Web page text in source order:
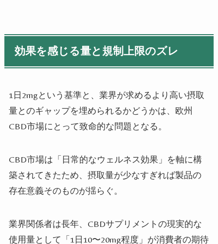
効果を感じる量と規制上限のズレ
1日2mgという基準と、業界が求めるより高い摂取
量とのギャップを埋められるかどうかは、欧州
CBD市場にとって致命的な問題となる。
CBD市場は「日常的なウェルネス効果」を軸に構
築されてきたため、摂取量が少なすぎれば製品の
存在意義そのものが揺らぐ。
業界関係者は長年、CBDサプリメントの現実的な
使用量として「1日10〜20mg程度」が消費者の期待